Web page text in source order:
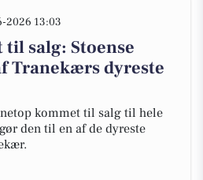
2026 13:03
salg: Stoense
Tranekærs dyreste
netop kommet til salg til hele
den til en af de dyreste